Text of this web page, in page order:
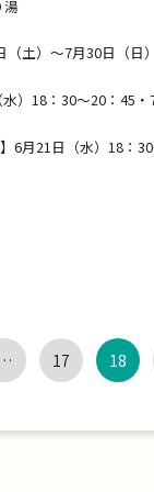
湯
土）～7月30日（日）
）18：30～20：45
6月21日（水）18：
… 17 18